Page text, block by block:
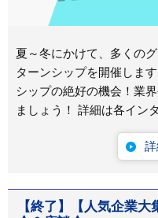
夏～冬にかけて、多くの
ターンシップを開催しま
シップの絶好の機会！業
ましょう！ 詳細は各イン
【終了】【人気企業